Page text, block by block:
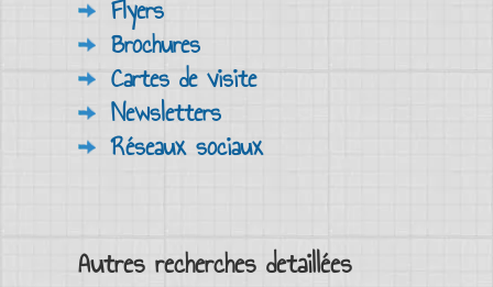
Flyers
Brochures
Cartes de visite
Newsletters
Réseaux sociaux
Autres recherches detaillées